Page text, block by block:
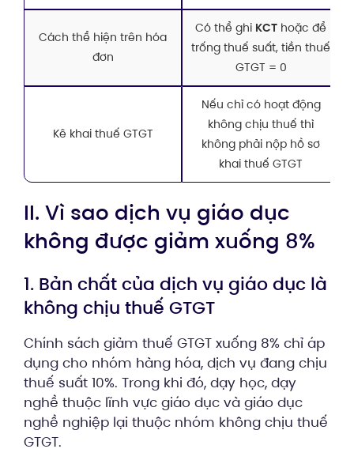
Cách thể hiện trên hóa
đơn
Có thể ghi KCT hoặc để
trống thuế suất, tiền thuế
GTGT = 0
Kê khai thuế GTGT
Nếu chỉ có hoạt động
không chịu thuế thì
không phải nộp hồ sơ
khai thuế GTGT
II. Vì sao dịch vụ giáo dục
không được giảm xuống 8%
1. Bản chất của dịch vụ giáo dục là
không chịu thuế GTGT
Chính sách giảm thuế GTGT xuống 8% chỉ áp
dụng cho nhóm hàng hóa, dịch vụ đang chịu
thuế suất 10%. Trong khi đó, dạy học, dạy
nghề thuộc lĩnh vực giáo dục và giáo dục
nghề nghiệp lại thuộc nhóm không chịu thuế
GTGT.